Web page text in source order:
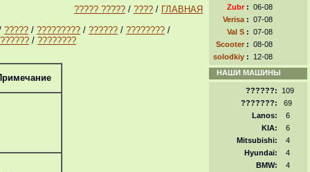
????? ????? / ???? / ГЛАВНАЯ
????? / ????????? / ?????? / ???????? /
?????? / ????????
Zubr : 06-08
Verisa : 07-08
Val S : 07-08
Scooter : 08-08
solodkiy :
12-08
НАШИ МАШИНЫ
??????:
109
???????:
69
Lanos:
6
KIA:
6
Mitsubishi:
4
Hyundai:
4
BMW:
4